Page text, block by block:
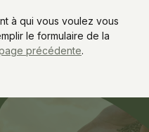
à qui vous voulez vous
le formulaire de la
précédente.